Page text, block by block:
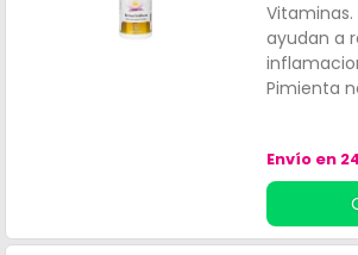
Vitaminas.
ayudan a
Pimienta
Envío en